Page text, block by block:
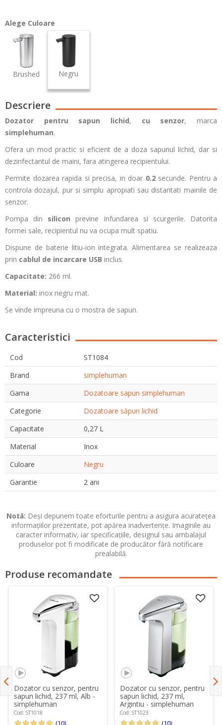
Alege Culoare
Brushed Negru
Descriere
Dozator pentru sapun lichid, cu senzor, marca
simplehuman.
Ofera un mod practic si eficient de a doza sapunul lichid, dar si
dezinfectantul de maini, fara atingerea recipientului.
Permite dozarea rapida si precisa, in doar 0.2 secunde. Pentru a
controla dozajul, pur si simplu apropiati sau distantati mainile de
senzor.
Pompa din silicon previne infundarea si scurgerile. Datorita
formei sale, recipientul nu va ocupa mult spatiu.
Dispune de baterie litiu-ion integrata. Alimentarea se realizeaza
prin cablul de incarcare USB inclus.
Capacitate: 266 ml.
Material: inox negru mat.
Se vinde impreuna cu o mostra de sapun.
Caracteristici
Cod
ST1084
Brand
simplehuman
Gama
Dozatoare sapun simplehuman
Categorie
Dozatoare săpun lichid
Capacitate
0,27 L
Material
Inox
Culoare
Negru
Garantie
2 ani
Notă: Deși depunem toate eforturile pentru a asigura acuratețea
informațiilor prezentate, pot apărea inadvertențe. Imaginile au
caracter informativ, iar specificațiile, designul sau ambalajul
produselor pot fi modificate de producător fără notificare
prealabilă.
Produse recomandate
Dozator cu senzor, pentru
sapun lichid, 237 ml, Alb -
simplehuman
Cod: ST1018
(10)
Dozator cu senzor, pentru
sapun lichid, 237 ml,
Argintiu - simplehuman
Cod: ST1023
(10)